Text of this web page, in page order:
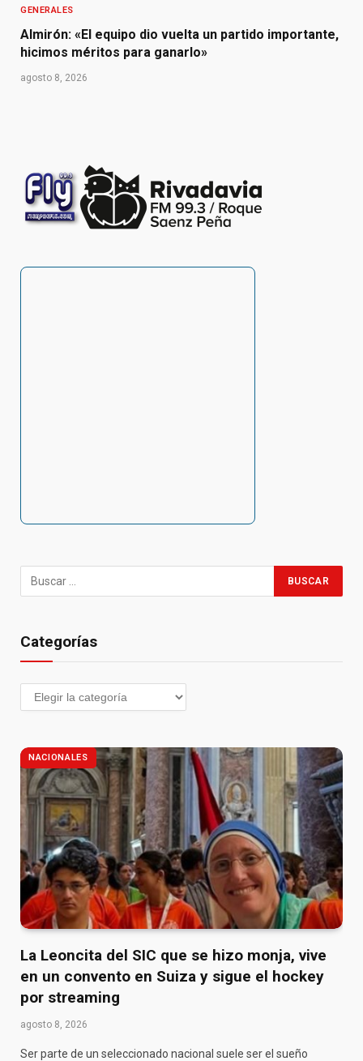
GENERALES
Almirón: «El equipo dio vuelta un partido importante,
hicimos méritos para ganarlo»
agosto 8, 2026
Categorías
NACIONALES
La Leoncita del SIC que se hizo monja, vive
en un convento en Suiza y sigue el hockey
por streaming
agosto 8, 2026
Ser parte de un seleccionado nacional suele ser el sueño